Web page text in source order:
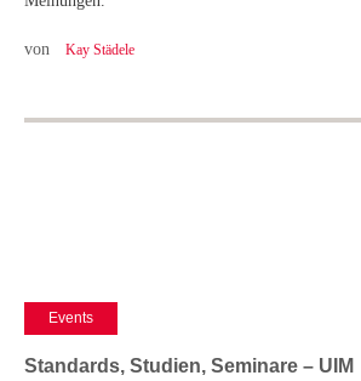
von Kay Städele
Events
Standards, Studien, Seminare – UIM